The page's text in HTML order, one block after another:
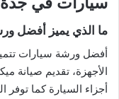
ما الذي يميز أفضل
أفضل ورشة سيارات
الأجهزة، تقديم صيانة
أجزاء السيارة كما